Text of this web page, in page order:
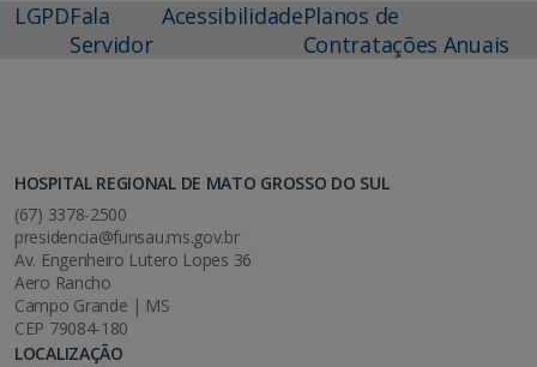
LGPDFala
Servidor
AcessibilidadePlanos de
Contratações Anuais
HOSPITAL REGIONAL DE MATO GROSSO DO SUL
(67) 3378-2500
presidencia@funsau.ms.gov.br
Av. Engenheiro Lutero Lopes 36
Aero Rancho
Campo Grande | MS
CEP 79084-180
LOCALIZAÇÃO